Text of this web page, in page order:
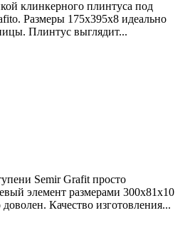
клинкерного плинтуса под
Размеры 175х395х8 идеально
Плинтус выглядит...
Semir Grafit просто
элемент размерами 300х81х10
Качество изготовления...